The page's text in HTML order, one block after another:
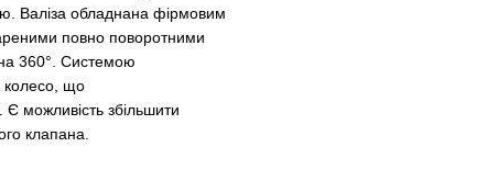
Валіза обладнана фірмовим
повно поворотними
360°. Системою
колесо, що
можливість збільшити
клапана.